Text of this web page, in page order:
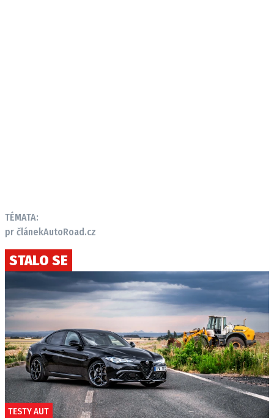
TÉMATA:
pr článekAutoRoad.cz
STALO SE
TESTY AUT